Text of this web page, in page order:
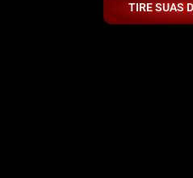
TIRE SUAS